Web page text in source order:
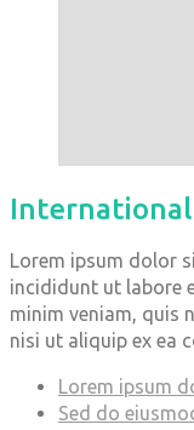
Lorem ipsum dolor
incididunt ut labore
minim veniam, quis
nisi ut aliquip ex ea
Lorem ipsum
Sed do